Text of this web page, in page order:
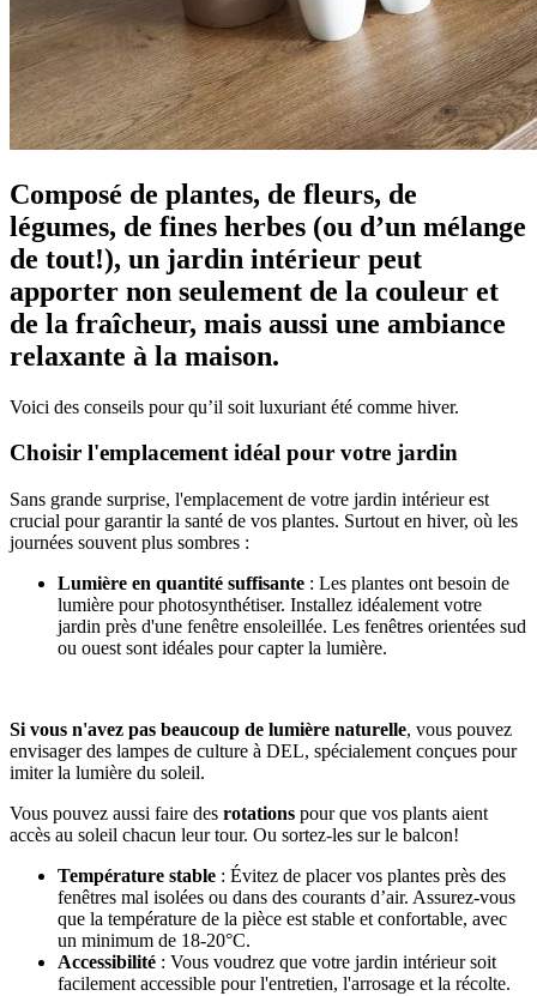
Composé de plantes, de fleurs, de
légumes, de fines herbes (ou d’un mélange
de tout!), un jardin intérieur peut
apporter non seulement de la couleur et
de la fraîcheur, mais aussi une ambiance
relaxante à la maison.
Voici des conseils pour qu’il soit luxuriant été comme hiver.
Choisir l'emplacement idéal pour votre jardin
Sans grande surprise, l'emplacement de votre jardin intérieur est
crucial pour garantir la santé de vos plantes. Surtout en hiver, où les
journées souvent plus sombres :
Lumière en quantité suffisante : Les plantes ont besoin de
lumière pour photosynthétiser. Installez idéalement votre
jardin près d'une fenêtre ensoleillée. Les fenêtres orientées sud
ou ouest sont idéales pour capter la lumière.
Si vous n'avez pas beaucoup de lumière naturelle, vous pouvez
envisager des lampes de culture à DEL, spécialement conçues pour
imiter la lumière du soleil.
Vous pouvez aussi faire des rotations pour que vos plants aient
accès au soleil chacun leur tour. Ou sortez-les sur le balcon!
Température stable : Évitez de placer vos plantes près des
fenêtres mal isolées ou dans des courants d’air. Assurez-vous
que la température de la pièce est stable et confortable, avec
un minimum de 18-20°C.
Accessibilité : Vous voudrez que votre jardin intérieur soit
facilement accessible pour l'entretien, l'arrosage et la récolte.